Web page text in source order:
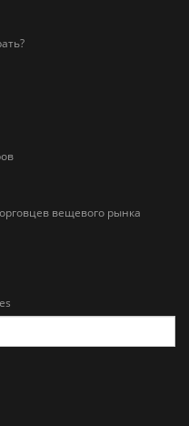
вещевого рынка